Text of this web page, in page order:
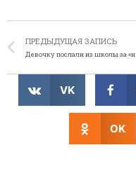
ПРЕДЫДУЩАЯ ЗАПИСЬ
VK
OK